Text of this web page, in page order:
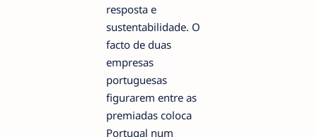
resposta e
sustentabilidade. O
facto de duas
empresas
portuguesas
figurarem entre as
premiadas coloca
Portugal num